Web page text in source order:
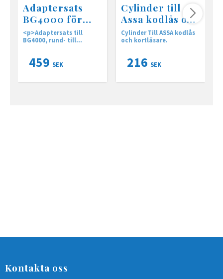
Adaptersats
BG4000 för
montering av
ovalcylinder
<p>Adaptersats till
BG4000, rund- till
cylinderskruvar<span>
459 SEK
Cylinder till
Assa kodlås och
kortläsare.
Cylinder Till ASSA kodlås
och kortläsare.
216 SEK
Kontakta oss